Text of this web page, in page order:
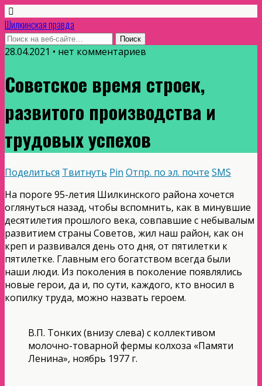
Шилкинская правда
28.04.2021 • нет комментариев
Советское время строек,
развитого производства и
трудовых успехов
Поделиться Твитнуть Pin Отпр. по эл. почте SMS
На пороге 95-летия Шилкинского района хочется
оглянуться назад, чтобы вспомнить, как в минувшие
десятилетия прошлого века, совпавшие с небывалым
развитием страны Советов, жил наш район, как он
креп и развивался день ото дня, от пятилетки к
пятилетке. Главным его богатством всегда были
наши люди. Из поколения в поколение появлялись
новые герои, да и, по сути, каждого, кто вносил в
копилку труда, можно назвать героем.
В.П. Тонких (внизу слева) с коллективом
молочно-товарной фермы колхоза «Памяти
Ленина», ноябрь 1977 г.